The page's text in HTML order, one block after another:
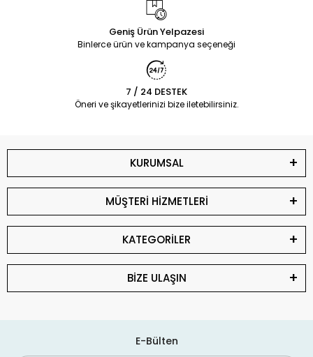
Geniş Ürün Yelpazesi
Binlerce ürün ve kampanya seçeneği
7 / 24 DESTEK
Öneri ve şikayetlerinizi bize iletebilirsiniz.
KURUMSAL
MÜŞTERİ HİZMETLERİ
KATEGORİLER
BİZE ULAŞIN
E-Bülten